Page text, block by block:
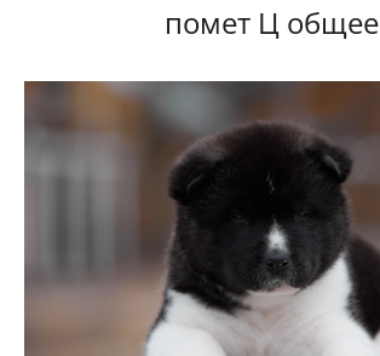
помет Ц общее